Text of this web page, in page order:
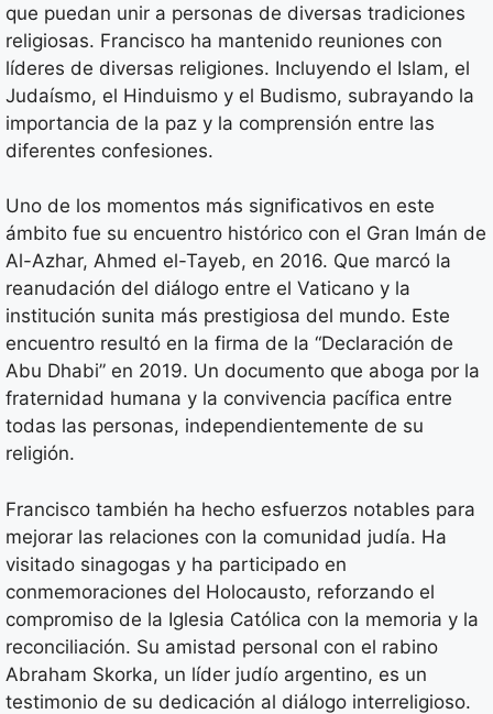
que puedan unir a personas de diversas tradiciones
religiosas. Francisco ha mantenido reuniones con
líderes de diversas religiones. Incluyendo el Islam, el
Judaísmo, el Hinduismo y el Budismo, subrayando la
importancia de la paz y la comprensión entre las
diferentes confesiones.
Uno de los momentos más significativos en este
ámbito fue su encuentro histórico con el Gran Imán de
Al-Azhar, Ahmed el-Tayeb, en 2016. Que marcó la
reanudación del diálogo entre el Vaticano y la
institución sunita más prestigiosa del mundo. Este
encuentro resultó en la firma de la “Declaración de
Abu Dhabi” en 2019. Un documento que aboga por la
fraternidad humana y la convivencia pacífica entre
todas las personas, independientemente de su
religión.
Francisco también ha hecho esfuerzos notables para
mejorar las relaciones con la comunidad judía. Ha
visitado sinagogas y ha participado en
conmemoraciones del Holocausto, reforzando el
compromiso de la Iglesia Católica con la memoria y la
reconciliación. Su amistad personal con el rabino
Abraham Skorka, un líder judío argentino, es un
testimonio de su dedicación al diálogo interreligioso.